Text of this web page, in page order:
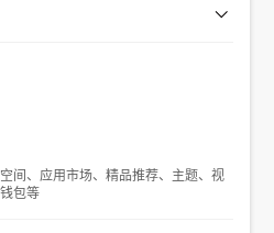
间、应用市场、精品推荐、主题、视
包等